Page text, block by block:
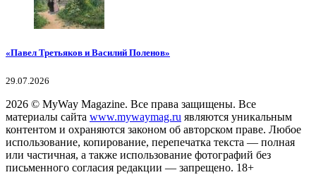
«Павел Третьяков и Василий Поленов»
29.07.2026
2026 © MyWay Magazine. Все права защищены. Все
материалы сайта www.mywaymag.ru являются уникальным
контентом и охраняются законом об авторском праве. Любое
использование, копирование, перепечатка текста — полная
или частичная, а также использование фотографий без
письменного согласия редакции — запрещено. 18+